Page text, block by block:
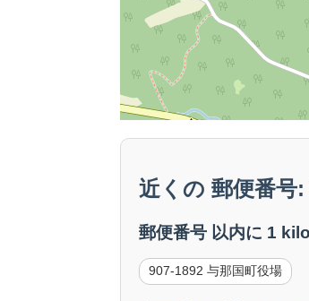
近くの 郵便番号
郵便番号 以内に 1
907-1892 与那国町役場